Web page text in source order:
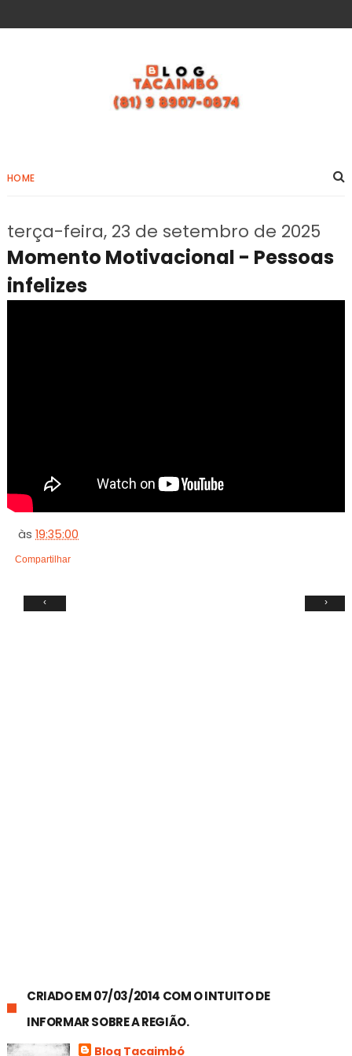
HOME
terça-feira, 23 de setembro de 2025
Momento Motivacional - Pessoas
infelizes
às19:35:00
Compartilhar
‹ ›
CRIADO EM 07/03/2014 COM O INTUITO DE
INFORMAR SOBRE A REGIÃO.
Blog Tacaimbó